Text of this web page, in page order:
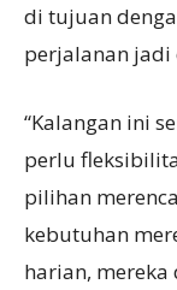
di tujuan
perjalanan
“Kalangan ini
perlu
pilihan
kebutuhan
harian,